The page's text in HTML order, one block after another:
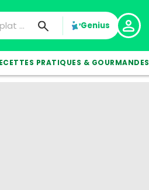
Genius
PRATIQUES & GOURMANDES